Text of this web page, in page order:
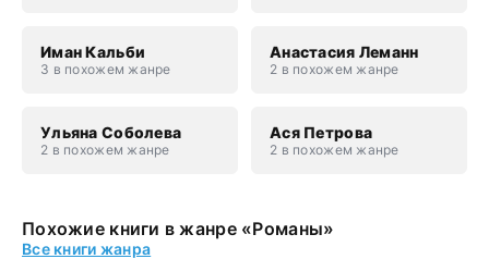
Иман Кальби
3 в похожем жанре
Анастасия Леманн
2 в похожем жанре
Ульяна Соболева
2 в похожем жанре
Ася Петрова
2 в похожем жанре
Похожие книги в жанре «Романы»
Все книги жанра